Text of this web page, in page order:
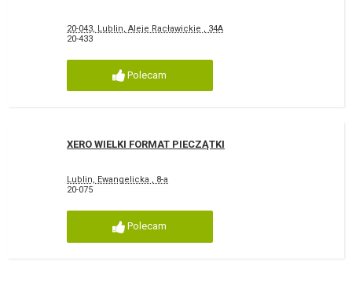
20-043, Lublin, Aleje Racławickie , 34A
20-433
Polecam
XERO WIELKI FORMAT PIECZĄTKI
Lublin, Ewangelicka , 8-a
20-075
Polecam